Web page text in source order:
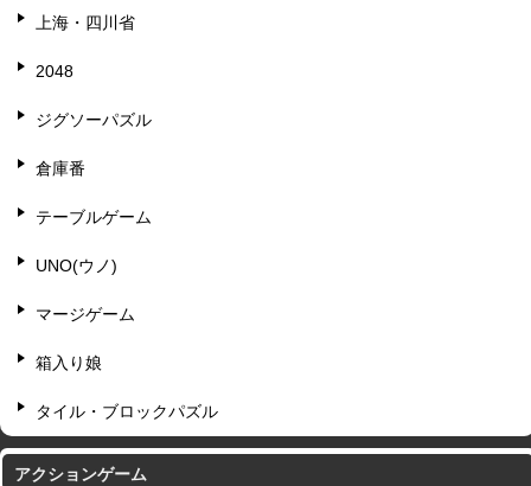
上海・四川省
2048
ジグソーパズル
倉庫番
テーブルゲーム
UNO(ウノ)
マージゲーム
箱入り娘
タイル・ブロックパズル
アクションゲーム